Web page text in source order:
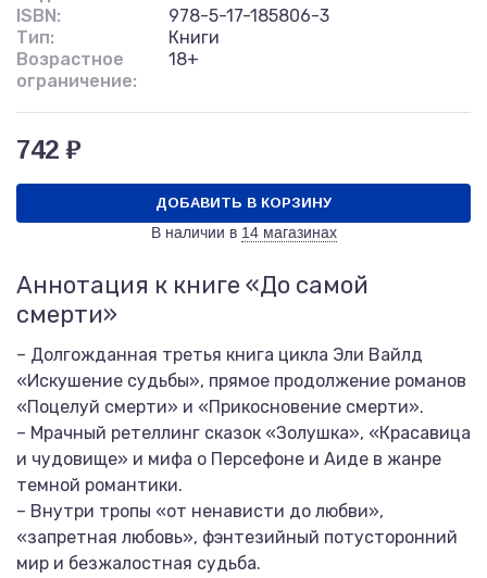
ISBN:
978-5-17-185806-3
Тип:
Книги
Возрастное
ограничение:
18+
742 ₽
ДОБАВИТЬ В КОРЗИНУ
В наличии в 14 магазинах
Аннотация к книге «До самой
смерти»
– Долгожданная третья книга цикла Эли Вайлд
«Искушение судьбы», прямое продолжение романов
«Поцелуй смерти» и «Прикосновение смерти».
– Мрачный ретеллинг сказок «Золушка», «Красавица
и чудовище» и мифа о Персефоне и Аиде в жанре
темной романтики.
– Внутри тропы «от ненависти до любви»,
«запретная любовь», фэнтезийный потусторонний
мир и безжалостная судьба.